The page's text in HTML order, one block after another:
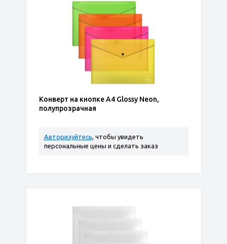
Конверт на кнопке A4 Glossy Neon,
полупрозрачная
Авторизуйтесь, чтобы увидеть
персональные цены и сделать заказ